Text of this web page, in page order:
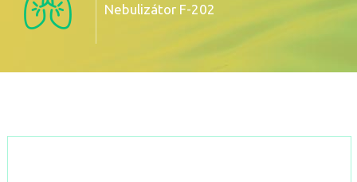
Nebulizátor F-202